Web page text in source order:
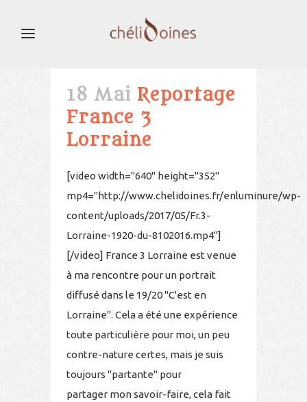
18 Mai Reportage
France 3
Lorraine
[video width="640" height="352"
mp4="http://www.chelidoines.fr/enluminure/wp-
content/uploads/2017/05/Fr.3-
Lorraine-1920-du-8102016.mp4"]
[/video] France 3 Lorraine est venue
à ma rencontre pour un portrait
diffusé dans le 19/20 "C'est en
Lorraine". Cela a été une expérience
toute particulière pour moi, un peu
contre-nature certes, mais je suis
toujours "partante" pour
partager mon savoir-faire, cela fait